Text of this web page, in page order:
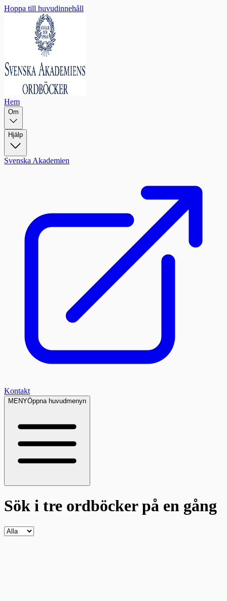
Hoppa till huvudinnehåll
Hem
Om
Hjälp
Svenska Akademien
Kontakt
MENYÖppna huvudmenyn
Sök i tre ordböckerpå en gång